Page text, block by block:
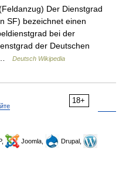
Der Dienstgrad
SF) bezeichnet einen
bei der
der Deutschen
…
Deutsch Wikipedia
18+
Joomla,
Drupal,